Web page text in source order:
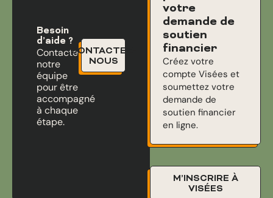
Besoin
d’aide ?
Contactez
notre
équipe
pour être
accompagné
à chaque
étape.
CONTACTEZ-
NOUS
votre
demande de
soutien
financier
Créez votre
compte Visées et
soumettez votre
demande de
soutien financier
en ligne.
M’INSCRIRE À
VISÉES